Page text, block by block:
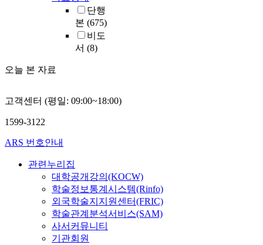
단행
본 (675)
비도
서 (8)
오늘 본 자료
고객센터 (평일: 09:00~18:00)
1599-3122
ARS 번호안내
관련누리집
대학공개강의(KOCW)
학술정보통계시스템(Rinfo)
외국학술지지원센터(FRIC)
학술관계분석서비스(SAM)
사서커뮤니티
기관회원